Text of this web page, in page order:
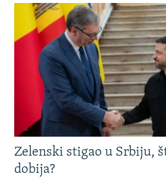
Zelenski stigao u Srbiju,
dobija?